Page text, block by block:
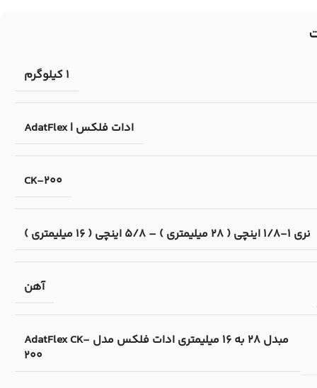
1 کیلوگرم
ادات فلکس | AdatFlex
CK-200
نری 1-1/8 اینچی ( 28 میلیمتری ) – 5/8 اینچی ( 16 میلیمتری )
آهن
مبدل 28 به 16 میلیمتری ادات فلکس مدل AdatFlex CK-
200